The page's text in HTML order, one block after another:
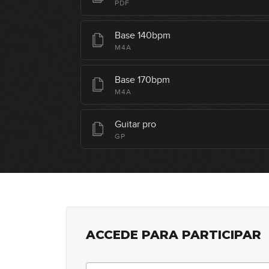
PDF
Base 140bpm
M4A
Base 170bpm
M4A
Guitar pro
GP
ACCEDE PARA PARTICIPAR